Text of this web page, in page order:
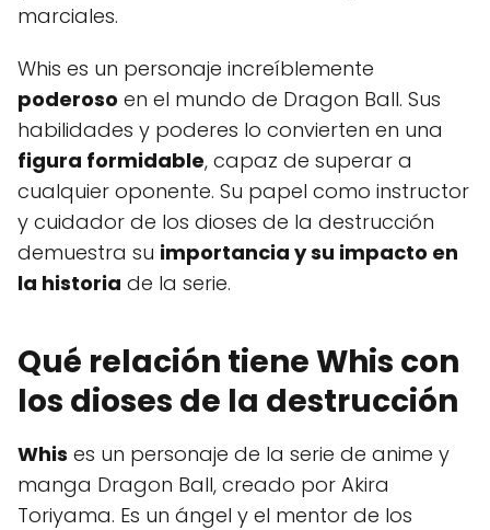
marciales.
Whis es un personaje increíblemente
poderoso en el mundo de Dragon Ball. Sus
habilidades y poderes lo convierten en una
figura formidable, capaz de superar a
cualquier oponente. Su papel como instructor
y cuidador de los dioses de la destrucción
demuestra su importancia y su impacto en
la historia de la serie.
Qué relación tiene Whis con
los dioses de la destrucción
Whis es un personaje de la serie de anime y
manga Dragon Ball, creado por Akira
Toriyama. Es un ángel y el mentor de los